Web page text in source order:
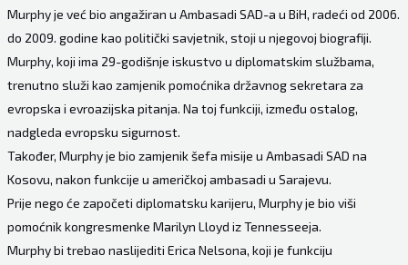
Murphy je već bio angažiran u Ambasadi SAD-a u BiH, radeći od 2006.
do 2009. godine kao politički savjetnik, stoji u njegovoj biografiji.
Murphy, koji ima 29-godišnje iskustvo u diplomatskim službama,
trenutno služi kao zamjenik pomoćnika državnog sekretara za
evropska i evroazijska pitanja. Na toj funkciji, između ostalog,
nadgleda evropsku sigurnost.
Također, Murphy je bio zamjenik šefa misije u Ambasadi SAD na
Kosovu, nakon funkcije u američkoj ambasadi u Sarajevu.
Prije nego će započeti diplomatsku karijeru, Murphy je bio viši
pomoćnik kongresmenke Marilyn Lloyd iz Tennesseeja.
Murphy bi trebao naslijediti Erica Nelsona, koji je funkciju